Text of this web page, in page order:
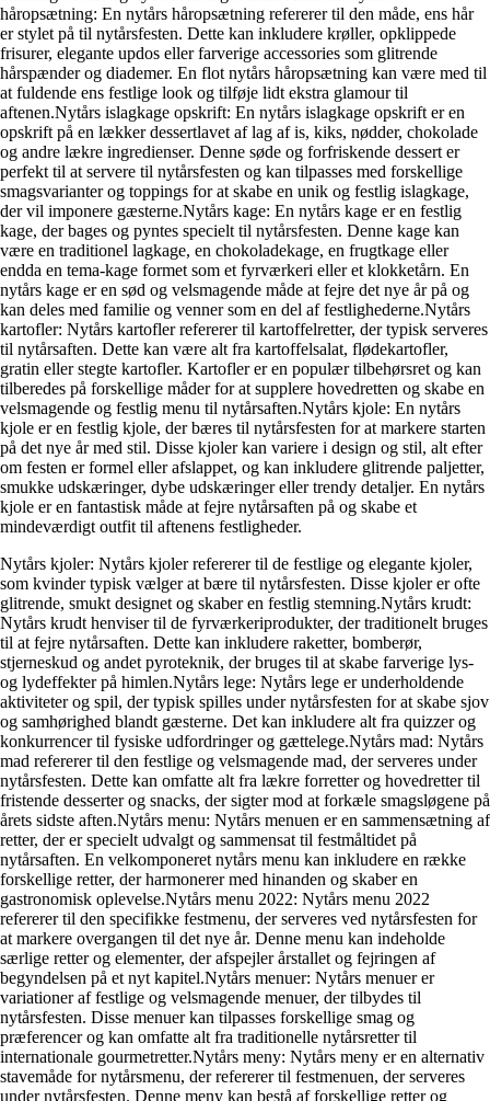
håropsætning: En nytårs håropsætning refererer til den måde, ens hår
er stylet på til nytårsfesten. Dette kan inkludere krøller, opklippede
frisurer, elegante updos eller farverige accessories som glitrende
hårspænder og diademer. En flot nytårs håropsætning kan være med til
at fuldende ens festlige look og tilføje lidt ekstra glamour til
aftenen.Nytårs islagkage opskrift: En nytårs islagkage opskrift er en
opskrift på en lækker dessertlavet af lag af is, kiks, nødder, chokolade
og andre lækre ingredienser. Denne søde og forfriskende dessert er
perfekt til at servere til nytårsfesten og kan tilpasses med forskellige
smagsvarianter og toppings for at skabe en unik og festlig islagkage,
der vil imponere gæsterne.Nytårs kage: En nytårs kage er en festlig
kage, der bages og pyntes specielt til nytårsfesten. Denne kage kan
være en traditionel lagkage, en chokoladekage, en frugtkage eller
endda en tema-kage formet som et fyrværkeri eller et klokketårn. En
nytårs kage er en sød og velsmagende måde at fejre det nye år på og
kan deles med familie og venner som en del af festlighederne.Nytårs
kartofler: Nytårs kartofler refererer til kartoffelretter, der typisk serveres
til nytårsaften. Dette kan være alt fra kartoffelsalat, flødekartofler,
gratin eller stegte kartofler. Kartofler er en populær tilbehørsret og kan
tilberedes på forskellige måder for at supplere hovedretten og skabe en
velsmagende og festlig menu til nytårsaften.Nytårs kjole: En nytårs
kjole er en festlig kjole, der bæres til nytårsfesten for at markere starten
på det nye år med stil. Disse kjoler kan variere i design og stil, alt efter
om festen er formel eller afslappet, og kan inkludere glitrende paljetter,
smukke udskæringer, dybe udskæringer eller trendy detaljer. En nytårs
kjole er en fantastisk måde at fejre nytårsaften på og skabe et
mindeværdigt outfit til aftenens festligheder.
Nytårs kjoler: Nytårs kjoler refererer til de festlige og elegante kjoler,
som kvinder typisk vælger at bære til nytårsfesten. Disse kjoler er ofte
glitrende, smukt designet og skaber en festlig stemning.Nytårs krudt:
Nytårs krudt henviser til de fyrværkeriprodukter, der traditionelt bruges
til at fejre nytårsaften. Dette kan inkludere raketter, bomberør,
stjerneskud og andet pyroteknik, der bruges til at skabe farverige lys-
og lydeffekter på himlen.Nytårs lege: Nytårs lege er underholdende
aktiviteter og spil, der typisk spilles under nytårsfesten for at skabe sjov
og samhørighed blandt gæsterne. Det kan inkludere alt fra quizzer og
konkurrencer til fysiske udfordringer og gættelege.Nytårs mad: Nytårs
mad refererer til den festlige og velsmagende mad, der serveres under
nytårsfesten. Dette kan omfatte alt fra lækre forretter og hovedretter til
fristende desserter og snacks, der sigter mod at forkæle smagsløgene på
årets sidste aften.Nytårs menu: Nytårs menuen er en sammensætning af
retter, der er specielt udvalgt og sammensat til festmåltidet på
nytårsaften. En velkomponeret nytårs menu kan inkludere en række
forskellige retter, der harmonerer med hinanden og skaber en
gastronomisk oplevelse.Nytårs menu 2022: Nytårs menu 2022
refererer til den specifikke festmenu, der serveres ved nytårsfesten for
at markere overgangen til det nye år. Denne menu kan indeholde
særlige retter og elementer, der afspejler årstallet og fejringen af
begyndelsen på et nyt kapitel.Nytårs menuer: Nytårs menuer er
variationer af festlige og velsmagende menuer, der tilbydes til
nytårsfesten. Disse menuer kan tilpasses forskellige smag og
præferencer og kan omfatte alt fra traditionelle nytårsretter til
internationale gourmetretter.Nytårs meny: Nytårs meny er en alternativ
stavemåde for nytårsmenu, der refererer til festmenuen, der serveres
under nytårsfesten. Denne meny kan bestå af forskellige retter og